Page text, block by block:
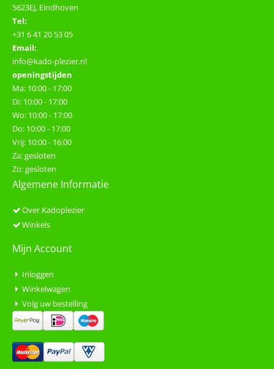
5623EJ, Eindhoven
Tel:
+31 6 41 20 53 05
Email:
info@kado-plezier.nl
openingstijden
Ma: 10:00 - 17:00
Di: 10:00 - 17:00
Wo: 10:00 - 17:00
Do: 10:00 - 17:00
Vrij: 10:00 - 16:00
Za: gesloten
Zo: gesloten
Algemene Informatie
Over Kadoplezier
Winkels
Mijn Account
Inloggen
Winkelwagen
Volg uw bestelling